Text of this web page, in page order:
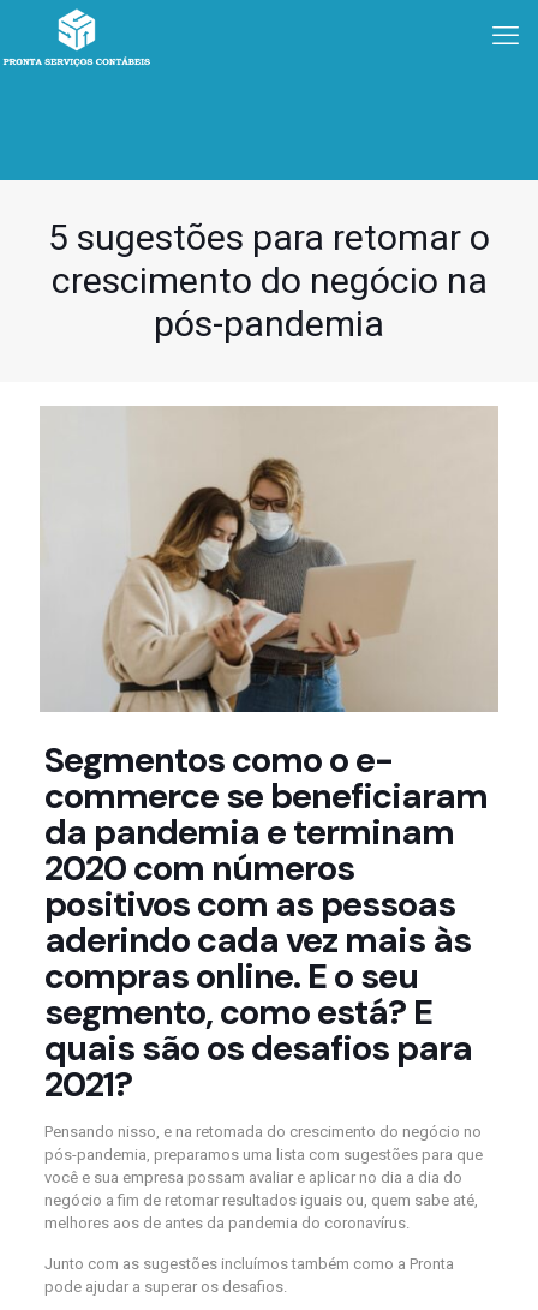
5 sugestões para retomar o
crescimento do negócio na
pós-pandemia
Segmentos como o e-
commerce se beneficiaram
da pandemia e terminam
2020 com números
positivos com as pessoas
aderindo cada vez mais às
compras online. E o seu
segmento, como está? E
quais são os desafios para
2021?
Pensando nisso, e na retomada do crescimento do negócio no
pós-pandemia, preparamos uma lista com sugestões para que
você e sua empresa possam avaliar e aplicar no dia a dia do
negócio a fim de retomar resultados iguais ou, quem sabe até,
melhores aos de antes da pandemia do coronavírus.
Junto com as sugestões incluímos também como a Pronta
pode ajudar a superar os desafios.